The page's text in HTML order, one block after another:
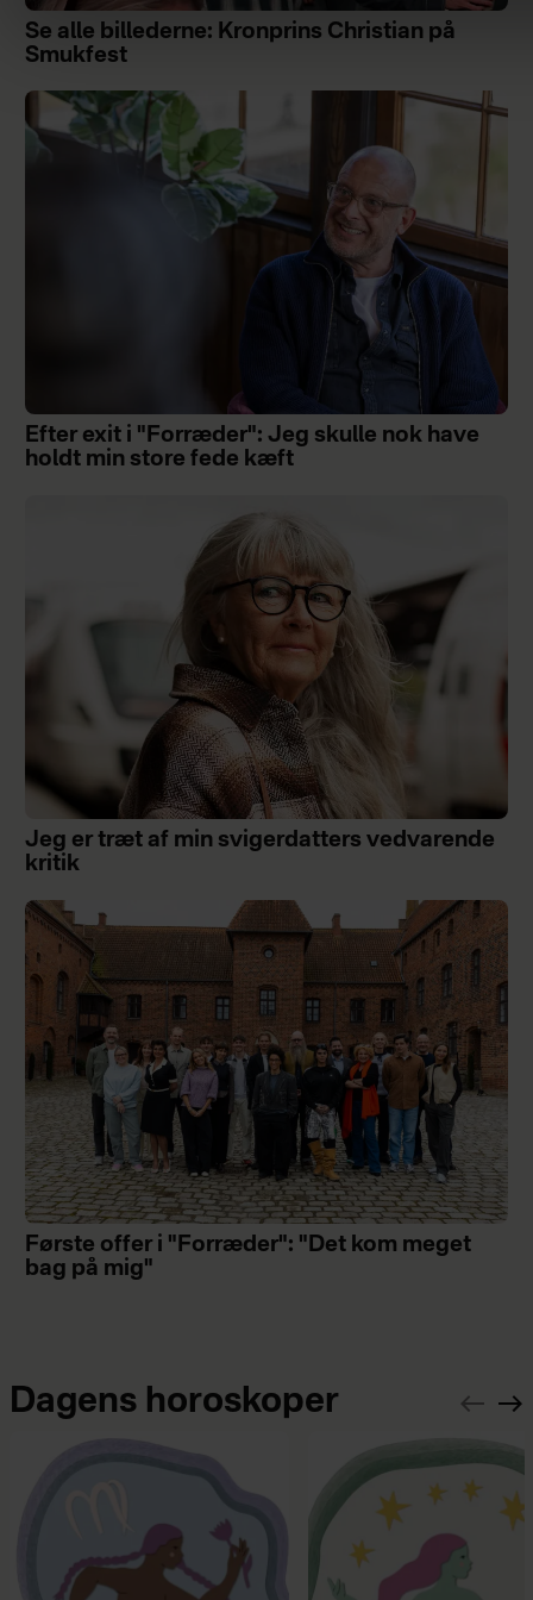
Se alle billederne: Kronprins Christian på
Smukfest
Efter exit i "Forræder": Jeg skulle nok have
holdt min store fede kæft
Jeg er træt af min svigerdatters vedvarende
kritik
Første offer i "Forræder": "Det kom meget
bag på mig"
Dagens horoskoper